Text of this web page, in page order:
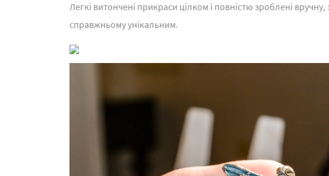
Легкі витончені прикраси цілком і повністю зроблені
справжньому унікальним.